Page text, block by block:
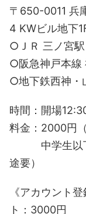
〒650-0011 兵
4 KWビル地下
○ＪＲ 三ノ宮
○阪急神戸本線
○地下鉄西神・
時間：開場
料金：2000円
中学生以下
途要）
《アカウント
ト：3000円